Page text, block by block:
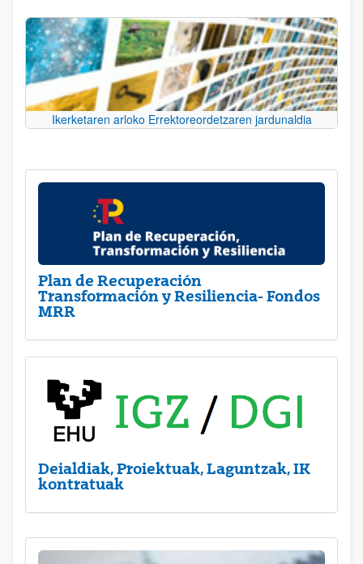
Ikerketaren arloko Errektoreordetzaren jardunaldia
Plan de Recuperación
Transformación y Resiliencia- Fondos
MRR
Deialdiak, Proiektuak, Laguntzak, IK
kontratuak